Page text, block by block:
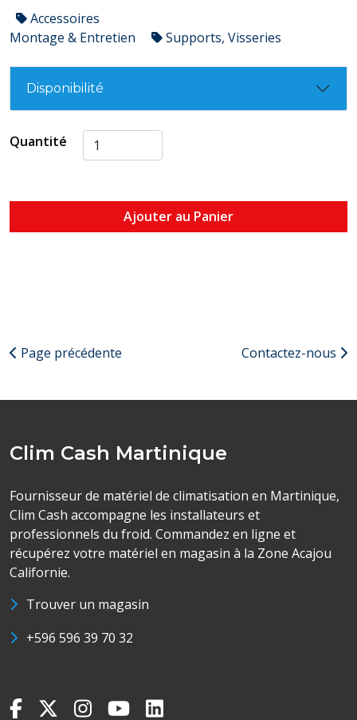
Accessoires
Montage & Entretien
Supports, Visseries
Disponibilité
Quantité
Ajouter au Panier
Page précédente Contactez-nous
Clim Cash Martinique
Fournisseur de matériel de climatisation en Martinique,
Clim Cash accompagne les installateurs et
professionnels du froid. Commandez en ligne et
récupérez votre matériel en magasin à la Zone Acajou
Californie.
Trouver un magasin
+596 596 39 70 32